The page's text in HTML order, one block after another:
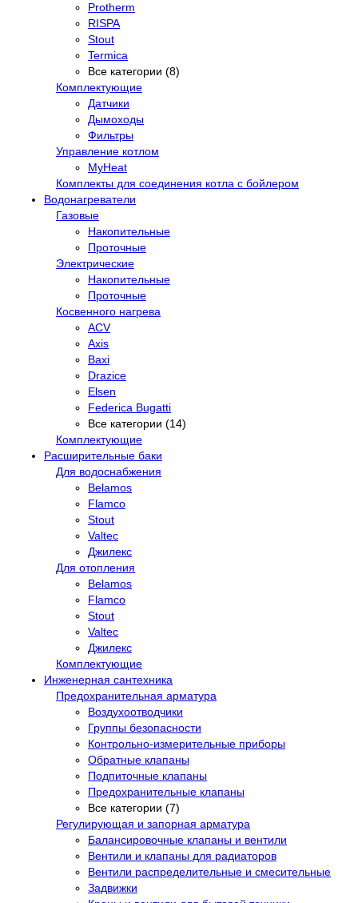
Protherm
RISPA
Stout
Termica
Все категории (8)
Комплектующие
Датчики
Дымоходы
Фильтры
Управление котлом
MyHeat
Комплекты для соединения котла с бойлером
Водонагреватели
Газовые
Накопительные
Проточные
Электрические
Накопительные
Проточные
Косвенного нагрева
ACV
Axis
Baxi
Drazice
Elsen
Federica Bugatti
Все категории (14)
Комплектующие
Расширительные баки
Для водоснабжения
Belamos
Flamco
Stout
Valtec
Джилекс
Для отопления
Belamos
Flamco
Stout
Valtec
Джилекс
Комплектующие
Инженерная сантехника
Предохранительная арматура
Воздухоотводчики
Группы безопасности
Контрольно-измерительные приборы
Обратные клапаны
Подпиточные клапаны
Предохранительные клапаны
Все категории (7)
Регулирующая и запорная арматура
Балансировочные клапаны и вентили
Вентили и клапаны для радиаторов
Вентили распределительные и смесительные
Задвижки